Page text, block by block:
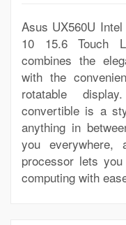
Asus UX560U
10 15.6 Touch
combines the
with the
rotatable
convertible is a
anything in
you
processor lets
computing with